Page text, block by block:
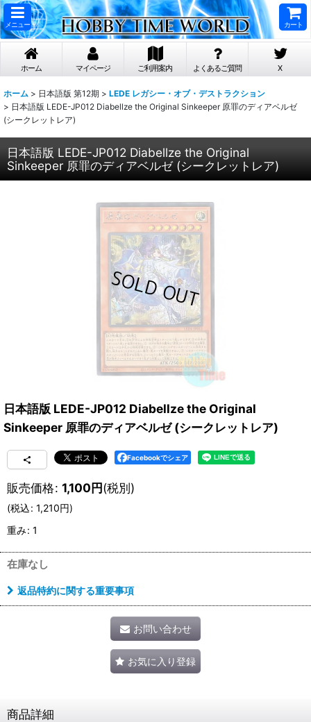
メニュー カート
ホーム マイページ ご利用案内 よくあるご質問 X
ホーム > 日本語版 第12期 > LEDE レガシー・オブ・デストラクション
> 日本語版 LEDE-JP012 Diabellze the Original Sinkeeper 原罪のディアベルゼ
(シークレットレア)
日本語版 LEDE-JP012 Diabellze the Original
Sinkeeper 原罪のディアベルゼ (シークレットレア)
日本語版 LEDE-JP012 Diabellze the Original
Sinkeeper 原罪のディアベルゼ (シークレットレア)
Facebookでシェア
販売価格: 1,100円(税別)
(税込: 1,210円)
重み: 1
在庫なし
返品特約に関する重要事項
お問い合わせ
お気に入り登録
商品詳細